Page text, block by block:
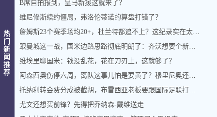
热
门
新
闻
推
荐
B席自拍报到，皇马新援这就来了？
维尼修斯续约僵局，弗洛伦蒂诺的算盘打错了？
詹姆斯23个赛季场均20+，杜兰特都追不上？这纪录实在太硬了
跟曼城这一战，国米边路思路彻底明朗了：齐沃想要个新飞翼，比罗梅罗更急
维埃里聊国米：钱没乱花，花在刀刃上，这就够了？
阿森西奥伤停六周，离队这事儿怕是要黄了？穆里尼奥还惦记着巴斯托尼
托纳利转会费分成被截胡，布雷西亚老板要跟国际足联打官司
尤文还想买前锋？先得把乔纳森-戴维送走